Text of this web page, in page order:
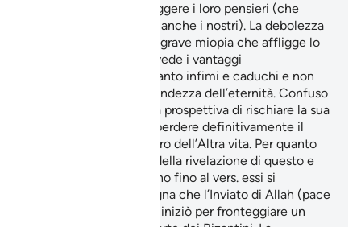
e ci sembra di poter leggere i loro pensieri (che
purtroppo sono spesso anche i nostri). La debolezza
della fede è come una grave miopia che affligge lo
spirito dell’uomo: egli vede i vantaggi
dell’immediato, per quanto infimi e caduchi e non
riesce a scorgere la grandezza dell’eternità. Confuso
e smarrito di fronte alla prospettiva di rischiare la sua
vita terrena, rischia di perdere definitivamente il
bene perfetto e duraturo dell’Altra vita. Per quanto
riguarda le condizioni della rivelazione di questo e
dei versetti che seguono fino al vers. essi si
riferiscono alla campagna che l’Inviato di Allah (pace
e benedizioni su di lui) iniziò per fronteggiare un